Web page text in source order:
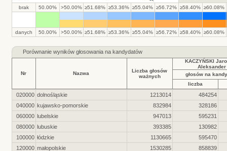
brak 50.00% >50.00% ≥51.68% ≥53.36% ≥55.04% ≥56.72% ≥58.40% ≥60.08%
danych 50.00% >50.00% ≥51.68% ≥53.36% ≥55.04% ≥56.72% ≥58.40% ≥60.08%
Porównanie wyników głosowania na kandydatów
Nr Nazwa
Liczba głosów
ważnych
KACZYŃSKI
Aleksander
głosów na
liczba
020000 dolnośląskie 1213014
484254
040000 kujawsko-pomorskie 832984
328186
060000 lubelskie 947013
595231
080000 lubuskie 393385
130982
100000 łódzkie 1130665
595470
120000 małopolskie 1530285
858839